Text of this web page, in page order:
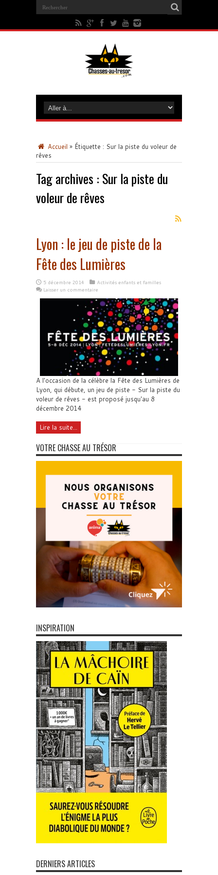
Accueil » Étiquette : Sur la piste du voleur de
rêves
Tag archives : Sur la piste du
voleur de rêves
Lyon : le jeu de piste de la
Fête des Lumières
5 décembre 2014
Activités enfants et familles
Laisser un commentaire
A l'occasion de la célèbre la Fête des Lumières de
Lyon, qui débute, un jeu de piste - Sur la piste du
voleur de rêves - est proposé jusqu'au 8
décembre 2014
Lire la suite...
VOTRE CHASSE AU TRÉSOR
INSPIRATION
DERNIERS ARTICLES